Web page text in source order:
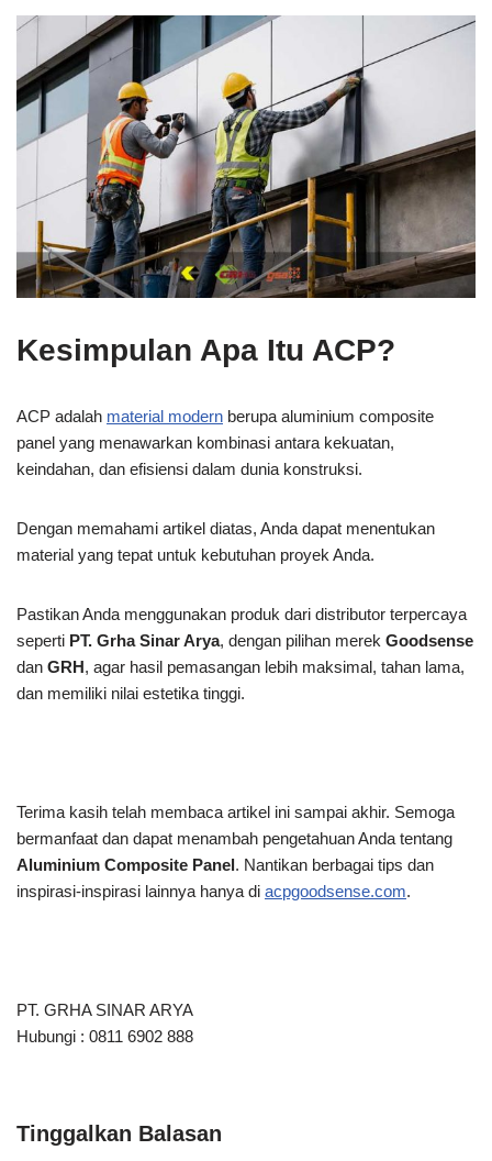
Kesimpulan Apa Itu ACP?
ACP adalah material modern berupa aluminium composite
panel yang menawarkan kombinasi antara kekuatan,
keindahan, dan efisiensi dalam dunia konstruksi.
Dengan memahami artikel diatas, Anda dapat menentukan
material yang tepat untuk kebutuhan proyek Anda.
Pastikan Anda menggunakan produk dari distributor terpercaya
seperti PT. Grha Sinar Arya, dengan pilihan merek Goodsense
dan GRH, agar hasil pemasangan lebih maksimal, tahan lama,
dan memiliki nilai estetika tinggi.
Terima kasih telah membaca artikel ini sampai akhir. Semoga
bermanfaat dan dapat menambah pengetahuan Anda tentang
Aluminium Composite Panel. Nantikan berbagai tips dan
inspirasi-inspirasi lainnya hanya di acpgoodsense.com.
PT. GRHA SINAR ARYA
Hubungi : 0811 6902 888
Tinggalkan Balasan